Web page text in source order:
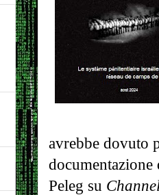
avrebbe dovuto
Peleg su